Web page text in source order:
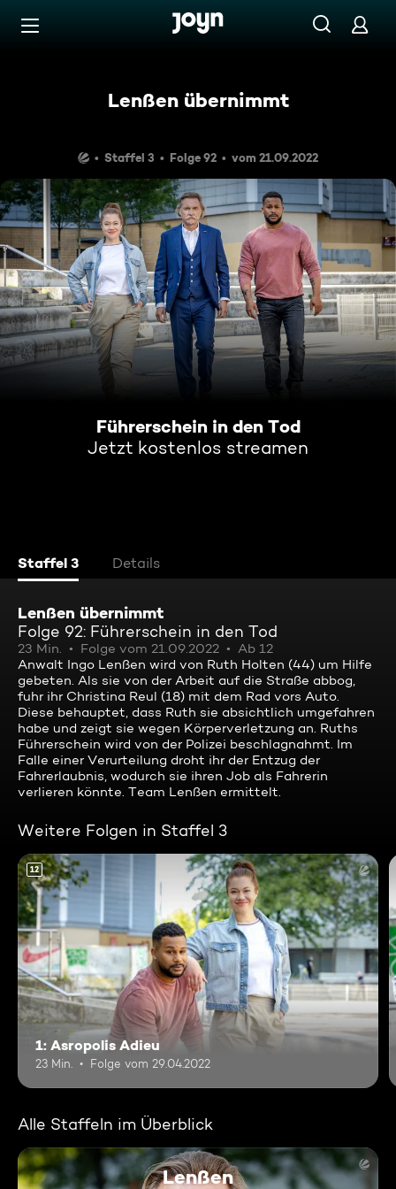
Zum Inhalt springen
Lenßen übernimmt
Staffel 3 Folge 92 vom 21.09.2022
Führerschein in den Tod
Jetzt kostenlos streamen
Staffel 3 Details
Lenßen übernimmt
Folge 92: Führerschein in den Tod
23 Min. Folge vom 21.09.2022
Ab 12
Anwalt Ingo Lenßen wird von Ruth Holten (44) um Hilfe
gebeten. Als sie von der Arbeit auf die Straße abbog,
fuhr ihr Christina Reul (18) mit dem Rad vors Auto.
Diese behauptet, dass Ruth sie absichtlich umgefahren
habe und zeigt sie wegen Körperverletzung an. Ruths
Führerschein wird von der Polizei beschlagnahmt. Im
Falle einer Verurteilung droht ihr der Entzug der
Fahrerlaubnis, wodurch sie ihren Job als Fahrerin
verlieren könnte. Team Lenßen ermittelt.
Weitere Folgen in Staffel 3
12
1: Asropolis Adieu
23 Min. Folge vom 29.04.2022
Alle Staffeln im Überblick
Lenßen